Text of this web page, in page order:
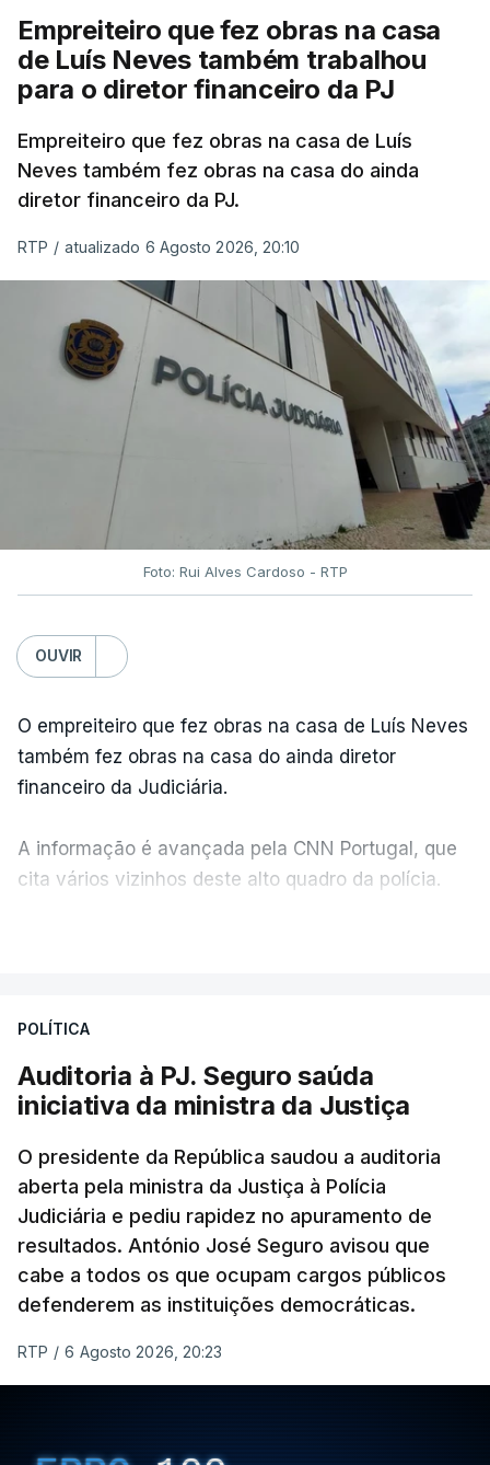
Empreiteiro que fez obras na casa
de Luís Neves também trabalhou
para o diretor financeiro da PJ
Empreiteiro que fez obras na casa de Luís
Neves também fez obras na casa do ainda
diretor financeiro da PJ.
RTP / atualizado 6 Agosto 2026, 20:10
Foto: Rui Alves Cardoso - RTP
OUVIR
O empreiteiro que fez obras na casa de Luís Neves
também fez obras na casa do ainda diretor
financeiro da Judiciária.
A informação é avançada pela CNN Portugal, que
cita vários vizinhos deste alto quadro da polícia.
apreendido numa operação de droga.
POLÍTICA
Auditoria à PJ. Seguro saúda
iniciativa da ministra da Justiça
O presidente da República saudou a auditoria
aberta pela ministra da Justiça à Polícia
Judiciária e pediu rapidez no apuramento de
resultados. António José Seguro avisou que
cabe a todos os que ocupam cargos públicos
defenderem as instituições democráticas.
RTP / 6 Agosto 2026, 20:23